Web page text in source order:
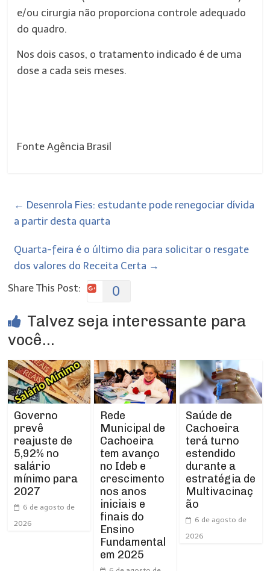
e/ou cirurgia não proporciona controle adequado
do quadro.
Nos dois casos, o tratamento indicado é de uma
dose a cada seis meses.
Fonte Agência Brasil
← Desenrola Fies: estudante pode renegociar dívida
a partir desta quarta
Quarta-feira é o último dia para solicitar o resgate
dos valores do Receita Certa →
Share This Post:
0
Talvez seja interessante para
você...
Governo
prevê
reajuste de
5,92% no
salário
mínimo para
2027
6 de agosto de
2026
Rede
Municipal de
Cachoeira
tem avanço
no Ideb e
crescimento
nos anos
iniciais e
finais do
Ensino
Fundamental
em 2025
Saúde de
Cachoeira
terá turno
estendido
durante a
estratégia de
Multivacinaç
ão
6 de agosto de
2026